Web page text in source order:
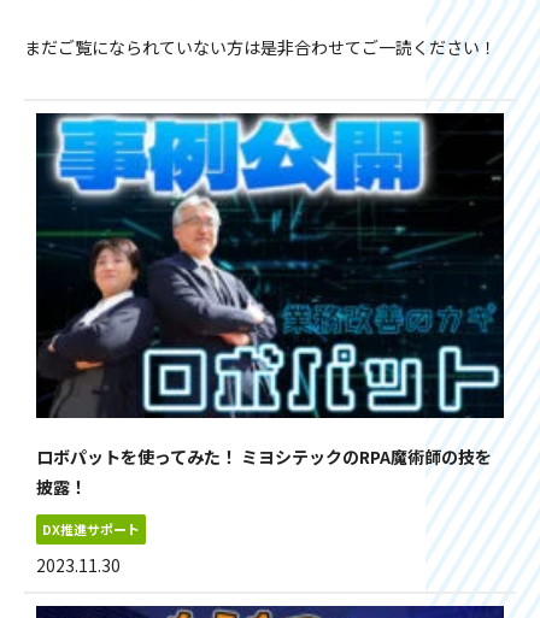
まだご覧になられていない方は是非合わせてご一読ください！
ロボパットを使ってみた！ ミヨシテックのRPA魔術師の技を
披露！
DX推進サポート
2023.11.30